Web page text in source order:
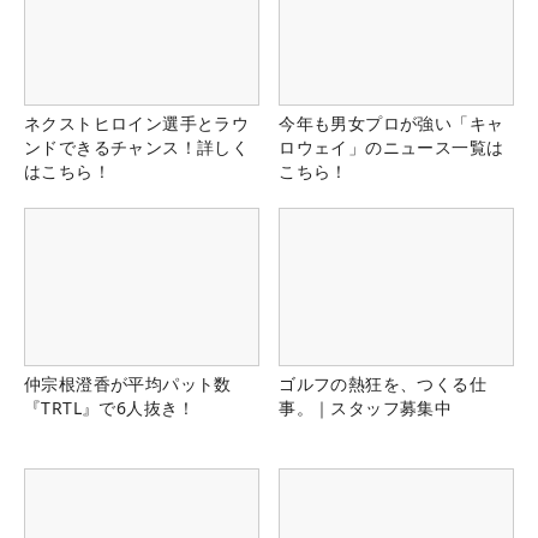
ネクストヒロイン選手とラウ
ンドできるチャンス！詳しく
はこちら！
今年も男女プロが強い「キャ
ロウェイ」のニュース一覧は
こちら！
仲宗根澄香が平均パット数
『TRTL』で6人抜き！
ゴルフの熱狂を、つくる仕
事。｜スタッフ募集中